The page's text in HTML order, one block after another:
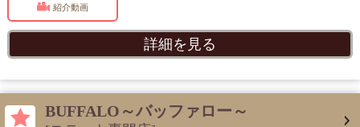
紹介動画
詳細を見る
BUFFALO～バッファロー～